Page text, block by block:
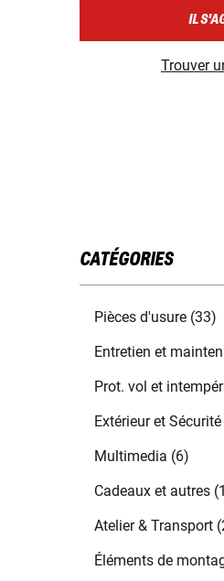
IL
Trouver
CATÉGORIES
Pièces d'usure (33)
Entretien et
Prot. vol et
Extérieur et
Multimedia (6)
Cadeaux et autres
Atelier & Transport
Éléments de